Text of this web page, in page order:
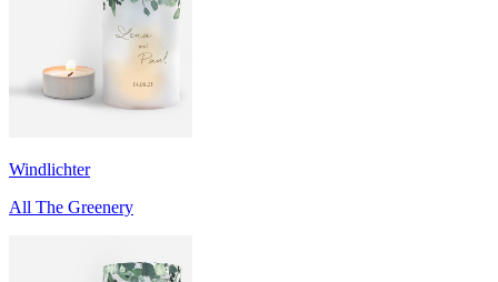
Windlichter
All The Greenery